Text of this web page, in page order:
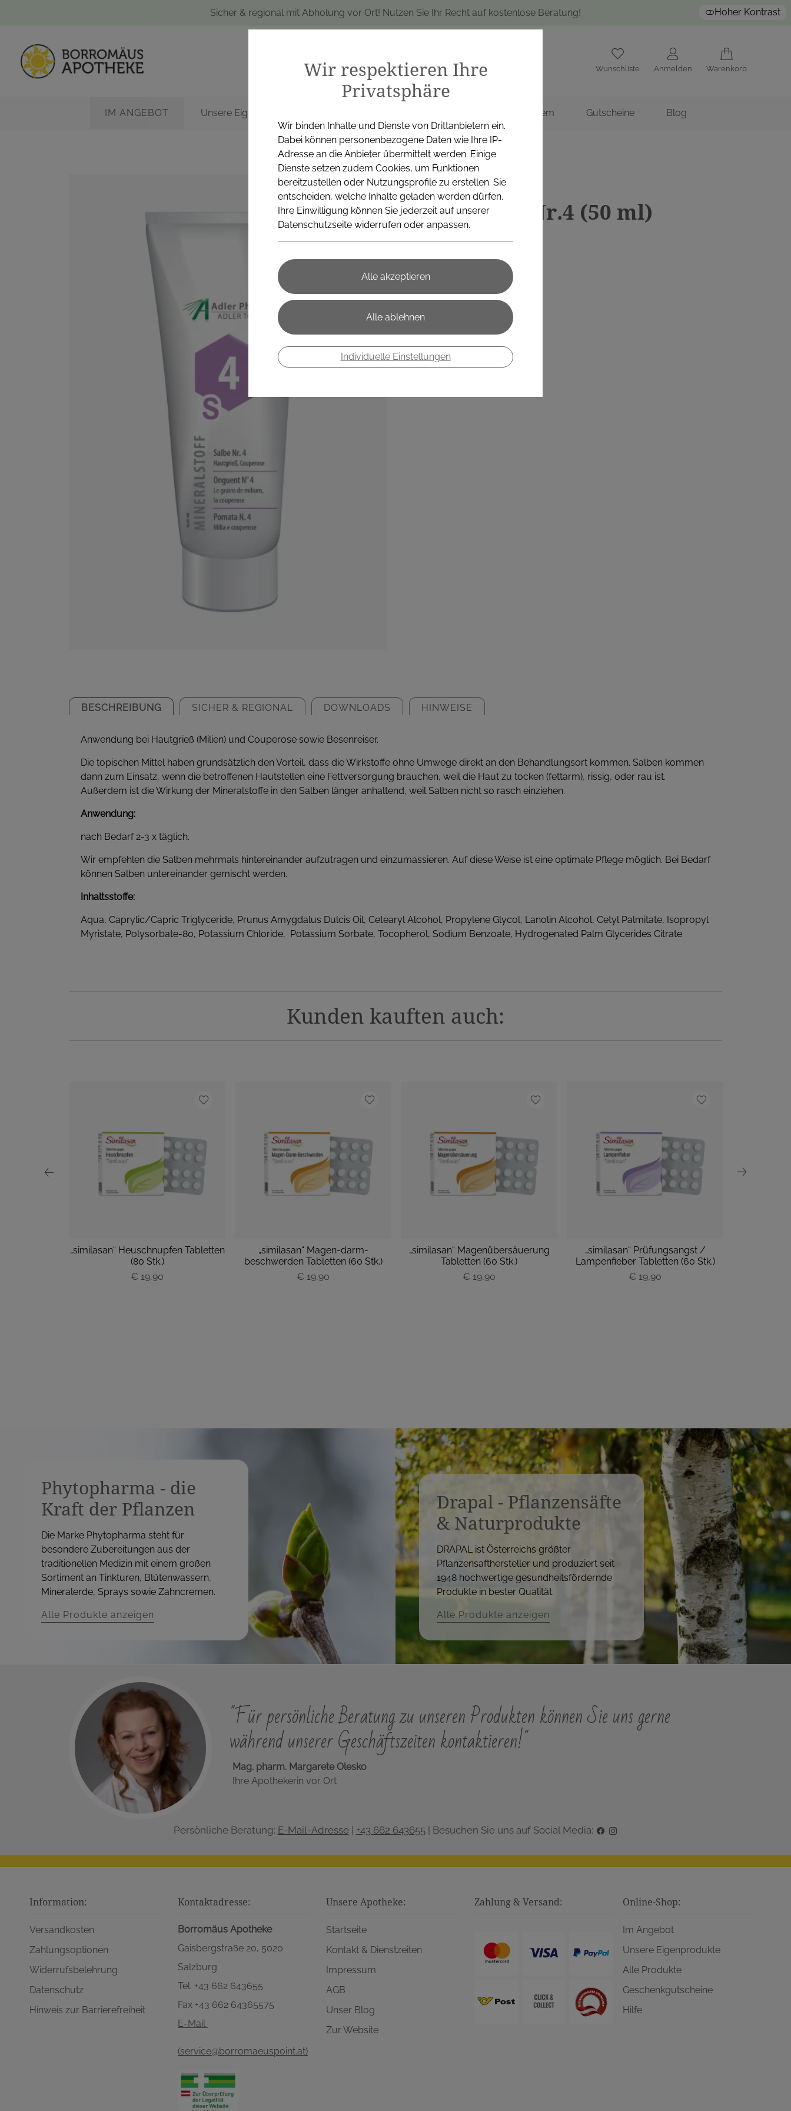
Sicher & regional mit Abholung vor Ort! Nutzen Sie Ihr Recht auf kostenlose Beratung! Hoher Kontrast
Wunschliste Anmelden Warenkorb
IM ANGEBOT Unsere Eigenprodukte Institem Gutscheine Blog
ADLER PHARMA GMBH
Adler Salbe Nr.4 (50 ml)
Bindegewebe der Haut
€ 9,00
€ 18,00
Preis inkl. MwSt.
zzgl. Versandkosten
BESCHREIBUNG SICHER & REGIONAL DOWNLOADS HINWEISE
Anwendung bei Hautgrieß (Milien) und Couperose sowie Besenreiser.
Die topischen Mittel haben grundsätzlich den Vorteil, dass die Wirkstoffe ohne Umwege direkt an den Behandlungsort kommen. Salben kommen
dann zum Einsatz, wenn die betroffenen Hautstellen eine Fettversorgung brauchen, weil die Haut zu tocken (fettarm), rissig, oder rau ist.
Außerdem ist die Wirkung der Mineralstoffe in den Salben länger anhaltend, weil Salben nicht so rasch einziehen.
Anwendung:
nach Bedarf 2-3 x täglich.
Wir empfehlen die Salben mehrmals hintereinander aufzutragen und einzumassieren. Auf diese Weise ist eine optimale Pflege möglich. Bei Bedarf
können Salben untereinander gemischt werden.
Inhaltsstoffe:
Aqua, Caprylic/Capric Triglyceride, Prunus Amygdalus Dulcis Oil, Cetearyl Alcohol, Propylene Glycol, Lanolin Alcohol, Cetyl Palmitate, Isopropyl
Myristate, Polysorbate-80, Potassium Chloride, Potassium Sorbate, Tocopherol, Sodium Benzoate, Hydrogenated Palm Glycerides Citrate
Kunden kauften auch:
„similasan“ Heuschnupfen Tabletten
(80 Stk.)
€ 19,90
„similasan“ Magen-darm-
beschwerden Tabletten (60 Stk.)
€ 19,90
„similasan“ Magenübersäuerung
Tabletten (60 Stk.)
€ 19,90
„similasan“ Prüfungsangst /
Lampenfieber Tabletten (60 Stk.)
€ 19,90
P
P
r
P
r
P
r
Wir respektieren Ihre
Privatsphäre
Wir binden Inhalte und Dienste von Drittanbietern ein.
Dabei können personenbezogene Daten wie Ihre IP-
Adresse an die Anbieter übermittelt werden. Einige
Dienste setzen zudem Cookies, um Funktionen
bereitzustellen oder Nutzungsprofile zu erstellen. Sie
entscheiden, welche Inhalte geladen werden dürfen.
Ihre Einwilligung können Sie jederzeit auf unserer
Datenschutzseite widerrufen oder anpassen.
Individuelle Einstellungen
Phytopharma - die
Kraft der Pflanzen
Die Marke Phytopharma steht für
besondere Zubereitungen aus der
traditionellen Medizin mit einem großen
Sortiment an Tinkturen, Blütenwassern,
Mineralerde, Sprays sowie Zahncremen.
Alle Produkte anzeigen
Drapal - Pflanzensäfte
& Naturprodukte
DRAPAL ist Österreichs größter
Pflanzensafthersteller und produziert seit
1948 hochwertige gesundheitsfördernde
Produkte in bester Qualität.
Alle Produkte anzeigen
"Für persönliche Beratung zu unseren Produkten können Sie uns gerne
während unserer Geschäftszeiten kontaktieren!"
Mag. pharm. Margarete Olesko
Ihre Apothekerin vor Ort
Persönliche Beratung: E-Mail-Adresse| +43 662 643655| Besuchen Sie uns auf Social Media:
Information:
Versandkosten
Zahlungsoptionen
Widerrufsbelehrung
Datenschutz
Hinweis zur Barrierefreiheit
Kontaktadresse:
Borromäus Apotheke
Gaisbergstraße 20, 5020
Salzburg
Tel. +43 662 643655
Fax +43 662 64365575
E-Mail
(service@borromaeuspoint.at)
Unsere Apotheke:
Startseite
Kontakt & Dienstzeiten
Impressum
AGB
Unser Blog
Zur Website
Zahlung & Versand: Online-Shop:
Im Angebot
Unsere Eigenprodukte
Alle Produkte
Geschenkgutscheine
Hilfe